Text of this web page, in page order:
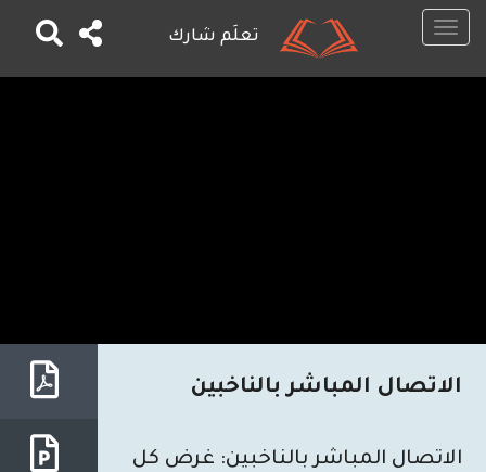
تجاوز
تعلَم شارك
Toggle
الاتصال المباشر بالناخبين
الاتصال المباشر بالناخبين: غرض كل